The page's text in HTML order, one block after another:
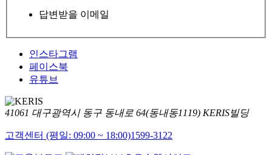
답변받을 이메일
인스타그램
페이스북
유튜브
41061 대구광역시 동구 동내로 64(동내동1119) KERIS빌딩
고객센터 (평일: 09:00 ~ 18:00)1599-3122